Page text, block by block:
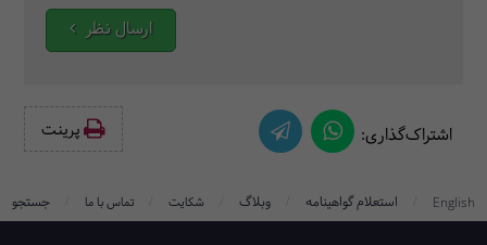
ارسال نظر
اشتراک‌گذاری: پرینت‌
English استعلام گواهینامه وبلاگ شکایت تماس با ما جستجو